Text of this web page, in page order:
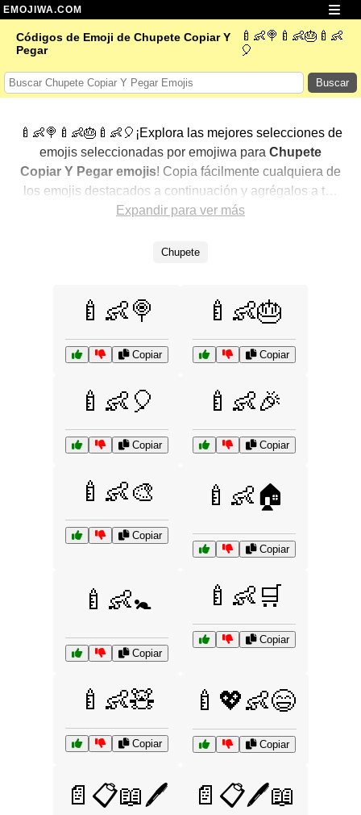
EMOJIWA.COM
Códigos de Emoji de Chupete Copiar Y
Pegar
🍼👶🍭🍼👶🎂🍼👶
🎈
Buscar
🍼👶🍭🍼👶🎂🍼👶🎈¡Explora las mejores selecciones de
emojis seleccionadas por emojiwa para Chupete
Copiar Y Pegar emojis! Copia fácilmente cualquiera de
los emojis destacados a continuación y agrégalos a tus
conversaciones para un toque personalizado. Hemos
mostrando primero los más populares. ¿Buscas más?
Expandir para ver más
Chupete
🍼👶🍭
Copiar
🍼👶🎂
Copiar
🍼👶🎈
Copiar
🍼👶🎉
Copiar
🍼👶🎨
Copiar
🍼👶🏠
Copiar
🍼👶🚼
Copiar
🍼👶🛒
Copiar
🍼👶🧸
Copiar
🍼💖👶😄
Copiar
📄📋📖🖊️ 📄📋🖊️📖